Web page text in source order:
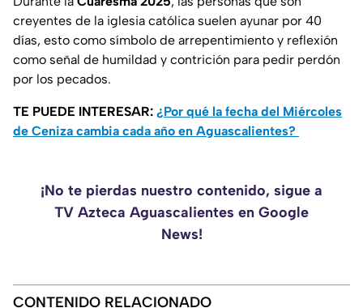
creyentes de la iglesia católica suelen ayunar por 40
días, esto como símbolo de arrepentimiento y reflexión
como señal de humildad y contrición para pedir perdón
por los pecados.
TE PUEDE INTERESAR: ¿Por qué la fecha del Miércoles
de Ceniza cambia cada año en Aguascalientes?
¡No te pierdas nuestro contenido, sigue a
TV Azteca Aguascalientes en Google
News!
CONTENIDO RELACIONADO